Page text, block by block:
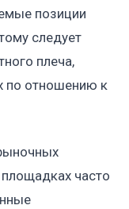
позиции
следует
плеча,
по отношению к
часто